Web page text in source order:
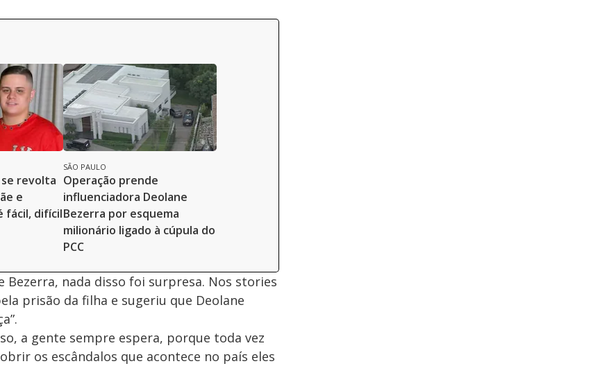
se revolta
e
fácil, difícil
SÃO PAULO
Operação prende
influenciadora Deolane
Bezerra por esquema
milionário ligado à cúpula do
PCC
Bezerra, nada disso foi surpresa. Nos stories
prisão da filha e sugeriu que Deolane
a gente sempre espera, porque toda vez
os escândalos que acontece no país eles